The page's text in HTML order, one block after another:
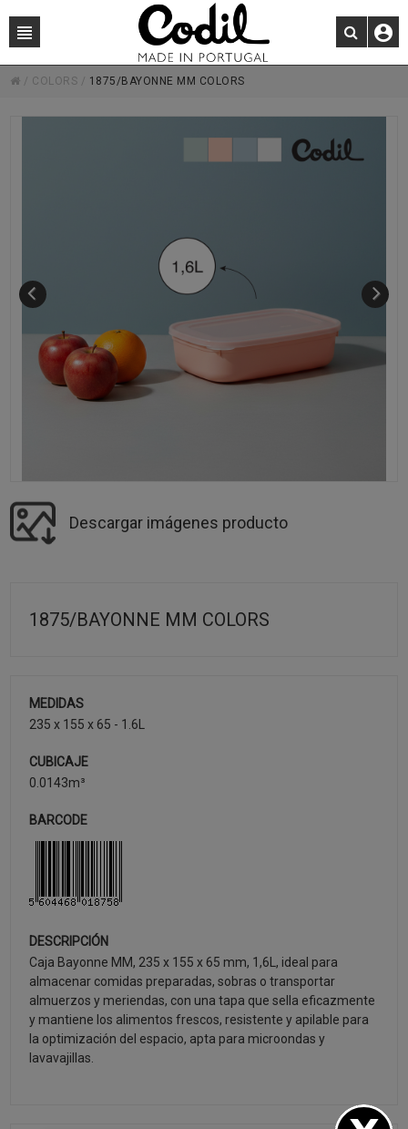
/ COLORS / 1875/BAYONNE MM COLORS
Descargar imágenes producto
1875/BAYONNE MM COLORS
MEDIDAS
235 x 155 x 65 - 1.6L
CUBICAJE
0.0143m³
BARCODE
DESCRIPCIÓN
Caja Bayonne MM, 235 x 155 x 65 mm, 1,6L, ideal para
almacenar comidas preparadas, sobras o transportar
almuerzos y meriendas, con una tapa que sella eficazmente
y mantiene los alimentos frescos, resistente y apilable para
la optimización del espacio, apta para microondas y
lavavajillas.